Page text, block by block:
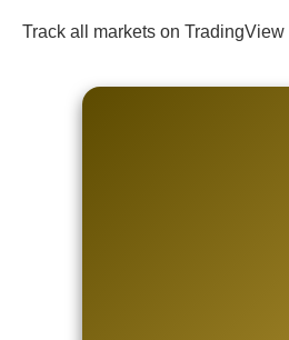
Track all markets on TradingView